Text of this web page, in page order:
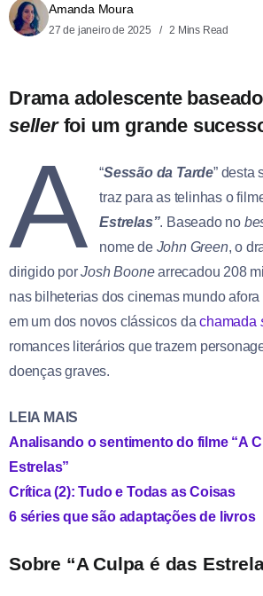
Amanda Moura
27 de janeiro de 2025 2 Mins Read
Drama adolescente
sellerfoi um grande
A “Sessão da Tarde” desta
traz para as telinhas o
Estrelas”. Baseado no
nome de John Green, o
dirigido porJosh Boonearrecadou 208
nas bilheterias dos cinemas mundo
em um dos novos clássicos dachamada
romances literários que trazem
doenças graves.
LEIA MAIS
Analisando o sentimento do filme “A
Estrelas”
Crítica (2): Tudo e Todas as Coisas
6 séries que são adaptações de livros
Sobre “A Culpa é das